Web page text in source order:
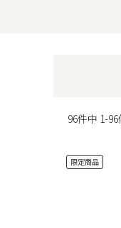
96件中 1-96
限定商品